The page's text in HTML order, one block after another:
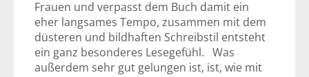
Frauen und verpasst dem Buch damit ein
eher langsames Tempo, zusammen mit dem
düsteren und bildhaften Schreibstil entsteht
ein ganz besonderes Lesegefühl. Was
außerdem sehr gut gelungen ist, ist, wie mit